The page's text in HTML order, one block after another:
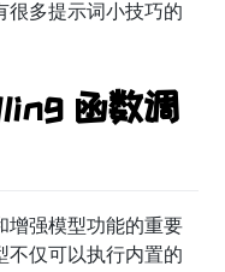
很多提示词小技巧的
函数调
增强模型功能的重要
不仅可以执行内置的